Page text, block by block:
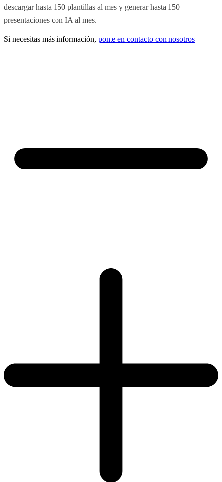
descargar hasta 150 plantillas al mes y generar hasta 150
presentaciones con IA al mes.
Si necesitas más información, ponte en contacto con nosotros